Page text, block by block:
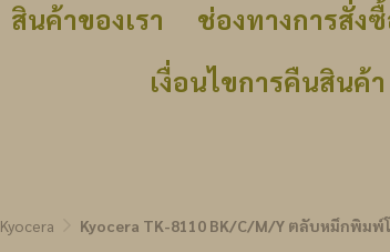
สินค้าของเรา ช่องทางการสั่ง
เงื่อนไขการคืนสินค้า
Kyocera Kyocera TK-8110 BK/C/M/Y ตลับหมึกพิมพ์